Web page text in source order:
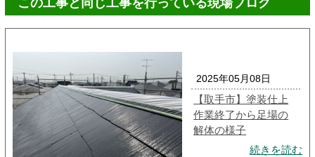
2025年05月08日
【取手市】塗装仕上
作業終了から足場の
解体の様子
続きを読む